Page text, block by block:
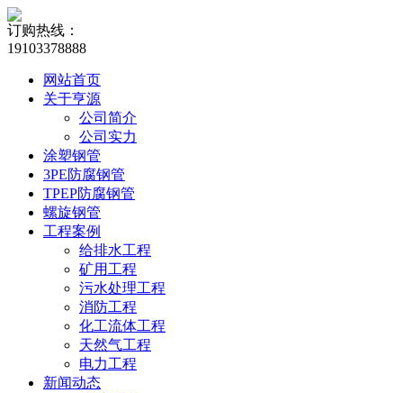
订购热线：
19103378888
网站首页
关于亨源
公司简介
公司实力
涂塑钢管
3PE防腐钢管
TPEP防腐钢管
螺旋钢管
工程案例
给排水工程
矿用工程
污水处理工程
消防工程
化工流体工程
天然气工程
电力工程
新闻动态